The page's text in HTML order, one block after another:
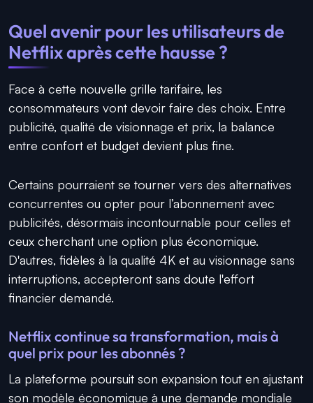
Quel avenir pour les utilisateurs de
Netflix après cette hausse ?
Face à cette nouvelle grille tarifaire, les
consommateurs vont devoir faire des choix. Entre
publicité, qualité de visionnage et prix, la balance
entre confort et budget devient plus fine.
Certains pourraient se tourner vers des alternatives
concurrentes ou opter pour l’abonnement avec
publicités, désormais incontournable pour celles et
ceux cherchant une option plus économique.
D'autres, fidèles à la qualité 4K et au visionnage sans
interruptions, accepteront sans doute l'effort
financier demandé.
Netflix continue sa transformation, mais à
quel prix pour les abonnés ?
La plateforme poursuit son expansion tout en ajustant
son modèle économique à une demande mondiale